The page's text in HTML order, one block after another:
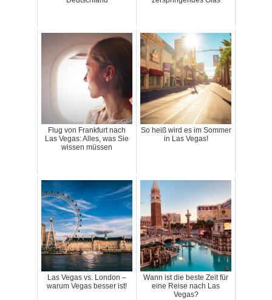
Flug von Frankfurt nach
Las Vegas: Alles, was Sie
wissen müssen
So heiß wird es im Sommer
in Las Vegas!
Las Vegas vs. London –
warum Vegas besser ist!
Wann ist die beste Zeit für
eine Reise nach Las
Vegas?